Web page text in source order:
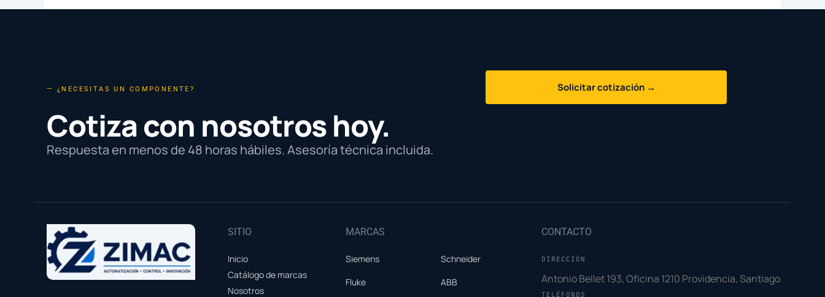
— ¿NECESITAS UN COMPONENTE?
Cotiza con nosotros hoy.
Respuesta en menos de 48 horas hábiles. Asesoría técnica incluida.
Solicitar cotización →
SITIO
Inicio
Catálogo de marcas
Nosotros
MARCAS
Siemens
Schneider
Fluke
ABB
CONTACTO
DIRECCIÓN
Antonio Bellet 193, Oficina 1210 Providencia, Santiago
TELÉFONOS